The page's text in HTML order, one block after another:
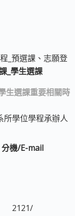
_預選課、志願登
_學生選課
生選課重要相關時
所學位學程承辦人
分機/E-mail
2121/